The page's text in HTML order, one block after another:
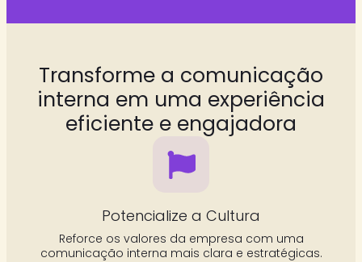
Transforme a comunicação
interna em uma experiência
eficiente e engajadora
Potencialize a Cultura
Reforce os valores da empresa com uma
comunicação interna mais clara e estratégicas.